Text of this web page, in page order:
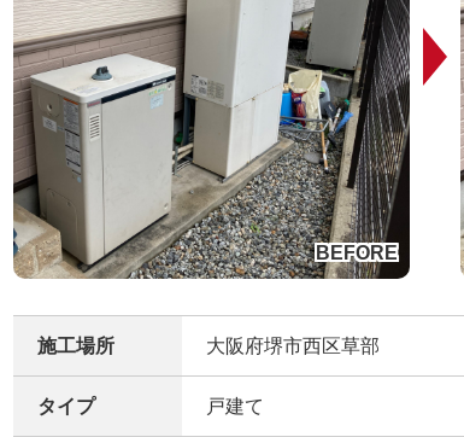
施工場所 大阪府堺市西区草部
タイプ 戸建て